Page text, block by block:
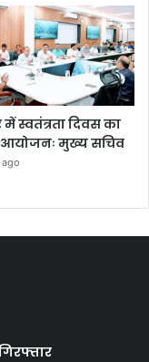
में स्वतंत्रता दिवस का
आयोजनः मुख्य सचिव